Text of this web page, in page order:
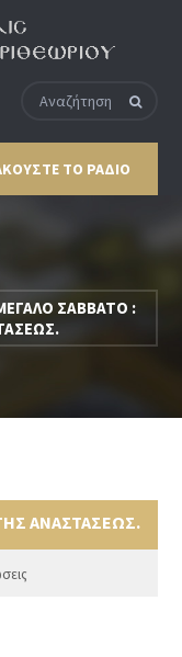
ΤΟ ΡΑΔΙΟ
ΣΑΒΒΑΤΟ :
ΑΝΑΣΤΑΣΕΩΣ.